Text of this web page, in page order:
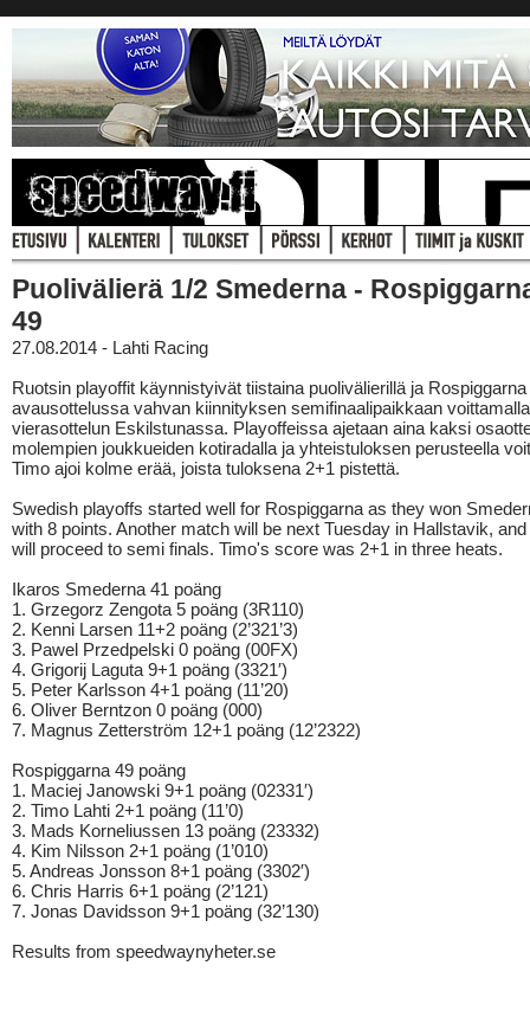
Puolivälierä 1/2 Smederna -
49
27.08.2014 - Lahti Racing
Ruotsin playoffit käynnistyivät tiistaina puolivälierillä ja Rospiggarna
avausottelussa vahvan kiinnityksen semifinaalipaikkaan voittamalla
vierasottelun Eskilstunassa. Playoffeissa ajetaan aina kaksi
molempien joukkueiden kotiradalla ja yhteistuloksen perusteella
Timo ajoi kolme erää, joista tuloksena 2+1 pistettä.
Swedish playoffs started well for Rospiggarna as they won
with 8 points. Another match will be next Tuesday in Hallstavik,
will proceed to semi finals. Timo's score was 2+1 in three heats.
Ikaros Smederna 41 poäng
1. Grzegorz Zengota 5 poäng (3R110)
2. Kenni Larsen 11+2 poäng (2’321’3)
3. Pawel Przedpelski 0 poäng (00FX)
4. Grigorij Laguta 9+1 poäng (3321′)
5. Peter Karlsson 4+1 poäng (11’20)
6. Oliver Berntzon 0 poäng (000)
7. Magnus Zetterström 12+1 poäng (12’2322)
Rospiggarna 49 poäng
1. Maciej Janowski 9+1 poäng (02331′)
2. Timo Lahti 2+1 poäng (11’0)
3. Mads Korneliussen 13 poäng (23332)
4. Kim Nilsson 2+1 poäng (1’010)
5. Andreas Jonsson 8+1 poäng (3302′)
6. Chris Harris 6+1 poäng (2’121)
7. Jonas Davidsson 9+1 poäng (32’130)
Results from speedwaynyheter.se